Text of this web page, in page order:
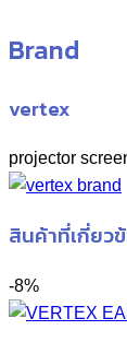
Brand
vertex
projector
สินค้าที่เกี่ยว
-8%